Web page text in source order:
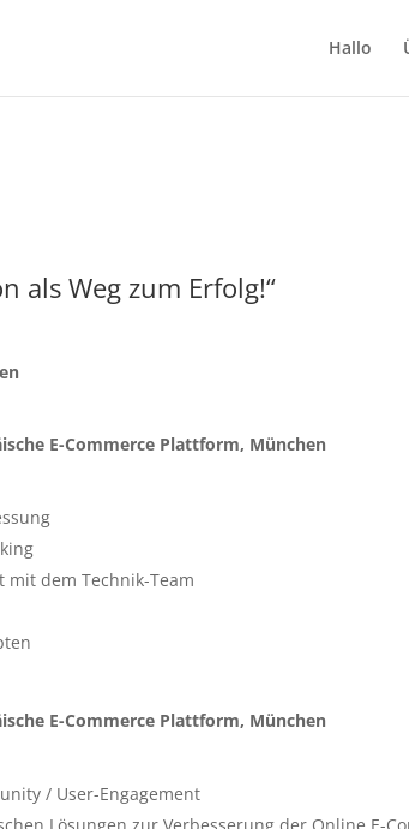
Hallo
als Weg zum Erfolg!“
E-Commerce Plattform, München
dem Technik-Team
E-Commerce Plattform, München
/ User-Engagement